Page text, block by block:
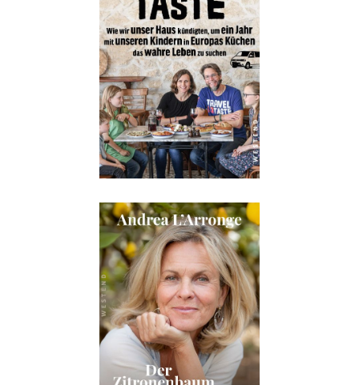
Details
Buch: 24,00 €
eBook: 18,99 €
Details
Buch: 24,00 €